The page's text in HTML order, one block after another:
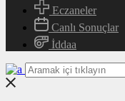
Eczaneler
Canlı Sonuçlar
İddaa